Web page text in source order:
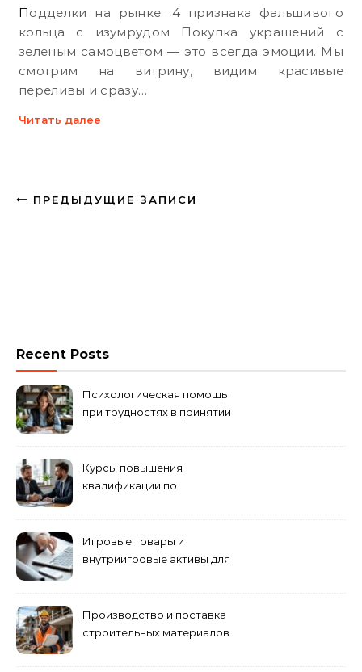
Подделки на рынке: 4 признака фальшивого
кольца с изумрудом Покупка украшений с
зеленым самоцветом — это всегда эмоции. Мы
смотрим на витрину, видим красивые
переливы и сразу…
Читать далее
ПРЕДЫДУЩИЕ ЗАПИСИ
Recent Posts
Психологическая помощь
при трудностях в принятии
Курсы повышения
квалификации по
Игровые товары и
внутриигровые активы для
приобретения
Производство и поставка
строительных материалов